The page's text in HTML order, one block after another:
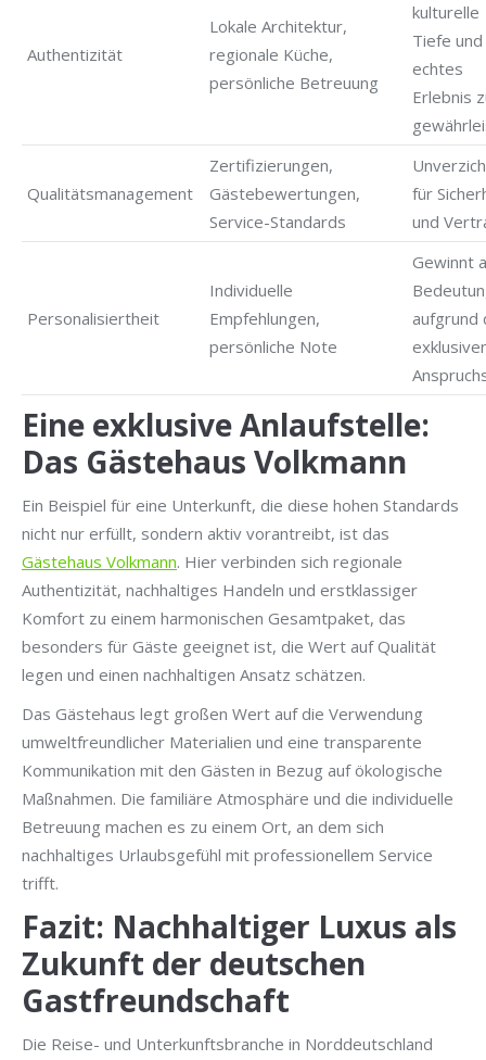
Authentizität
Lokale Architektur,
regionale Küche,
persönliche Betreuung
kulturelle
Tiefe und
echtes
Erlebnis
Qualitätsmanagement
Zertifizierungen,
Gästebewertungen,
Service-Standards
für
und
Personalisiertheit
Individuelle
Empfehlungen,
persönliche Note
Gewinnt
aufgrund
Eine exklusive Anlaufstelle:
Das Gästehaus Volkmann
Ein Beispiel für eine Unterkunft, die diese hohen Standards
nicht nur erfüllt, sondern aktiv vorantreibt, ist das
Gästehaus Volkmann. Hier verbinden sich regionale
Authentizität, nachhaltiges Handeln und erstklassiger
Komfort zu einem harmonischen Gesamtpaket, das
besonders für Gäste geeignet ist, die Wert auf Qualität
legen und einen nachhaltigen Ansatz schätzen.
Das Gästehaus legt großen Wert auf die Verwendung
umweltfreundlicher Materialien und eine transparente
Kommunikation mit den Gästen in Bezug auf ökologische
Maßnahmen. Die familiäre Atmosphäre und die individuelle
Betreuung machen es zu einem Ort, an dem sich
nachhaltiges Urlaubsgefühl mit professionellem Service
trifft.
Fazit: Nachhaltiger Luxus als
Zukunft der deutschen
Gastfreundschaft
Die Reise- und Unterkunftsbranche in Norddeutschland